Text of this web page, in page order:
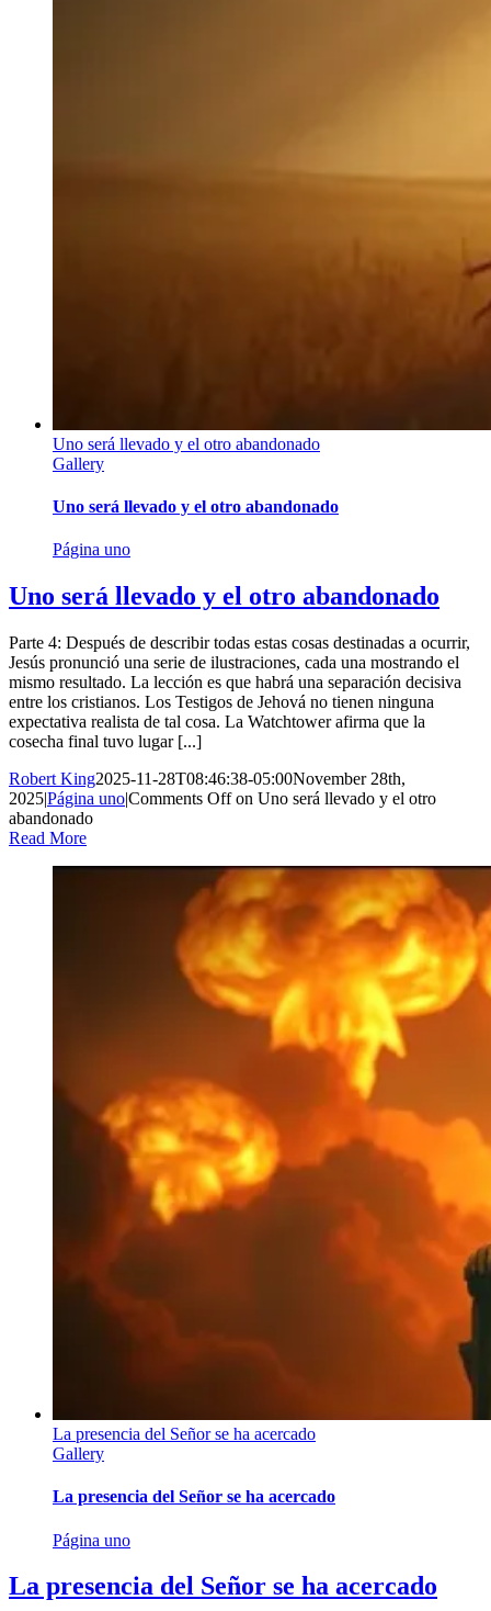
Uno será llevado y el otro abandonado
Gallery
Uno será llevado y el otro abandonado
Página uno
Uno será llevado y el otro abandonado
Parte 4: Después de describir todas estas cosas destinadas a ocurrir,
Jesús pronunció una serie de ilustraciones, cada una mostrando el
mismo resultado. La lección es que habrá una separación decisiva
entre los cristianos. Los Testigos de Jehová no tienen ninguna
expectativa realista de tal cosa. La Watchtower afirma que la
cosecha final tuvo lugar [...]
Robert King2025-11-28T08:46:38-05:00November 28th,
2025|Página uno|Comments Offon Uno será llevado y el otro
abandonado
Read More
La presencia del Señor se ha acercado
Gallery
La presencia del Señor se ha acercado
Página uno
La presencia del Señor se ha acercado